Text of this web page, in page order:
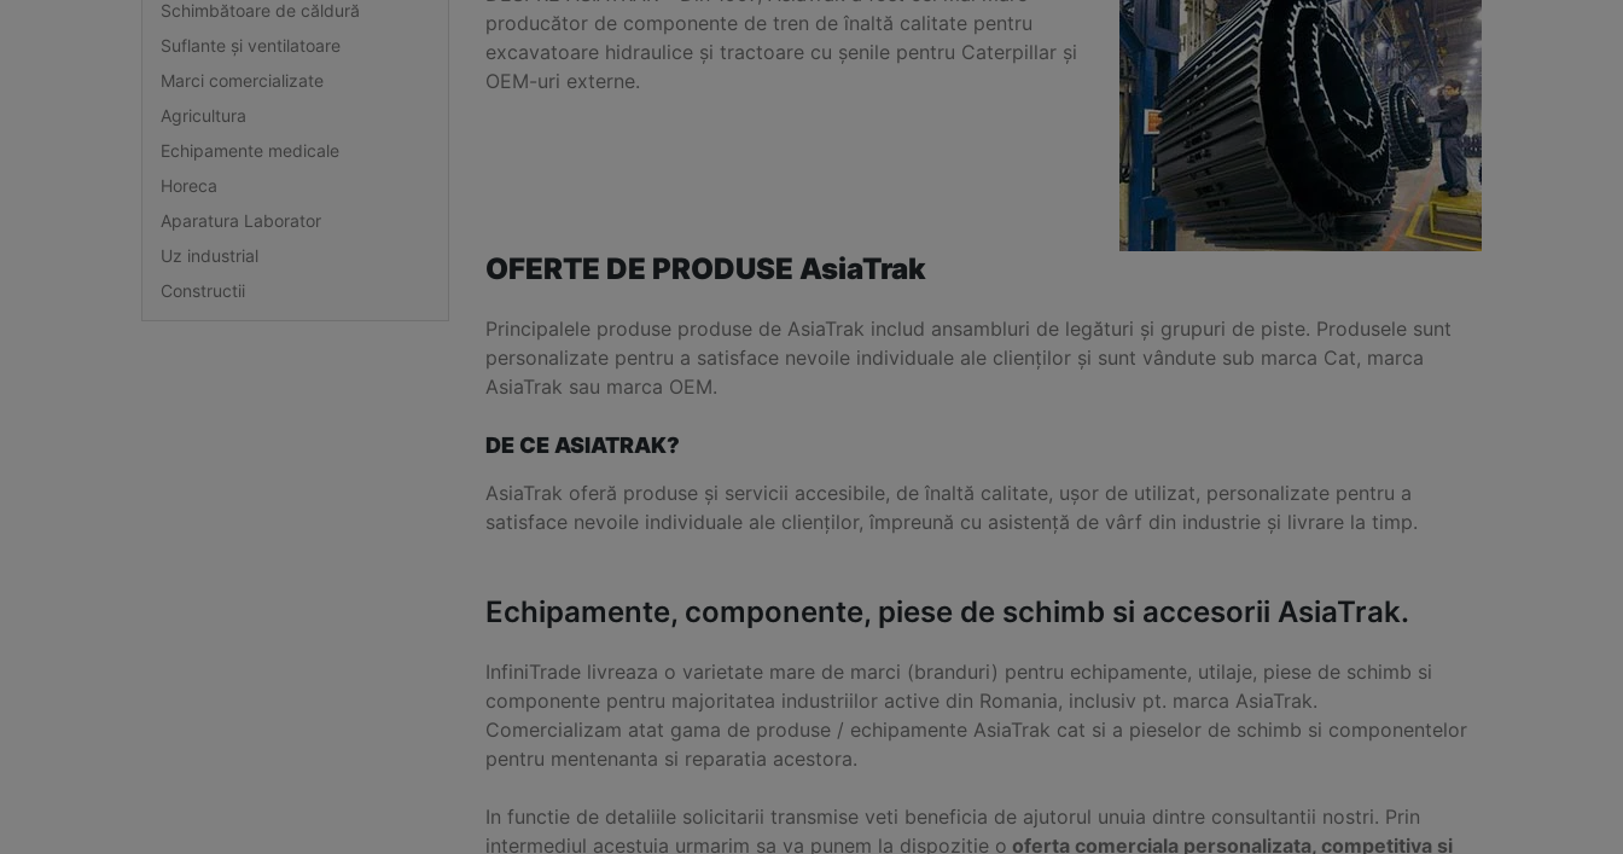
Schimbătoare de căldură
Suflante și ventilatoare
Marci comercializate
Agricultura
Echipamente medicale
Horeca
Aparatura Laborator
Uz industrial
Constructii
producător de componente de tren de înaltă calitate pentru
excavatoare hidraulice și tractoare cu șenile pentru Caterpillar și
OEM-uri externe.
OFERTE DE PRODUSE AsiaTrak
Principalele produse produse de AsiaTrak includ ansambluri de legături și grupuri de piste. Produsele sunt
personalizate pentru a satisface nevoile individuale ale clienților și sunt vândute sub marca Cat, marca
AsiaTrak sau marca OEM.
DE CE ASIATRAK?
AsiaTrak oferă produse și servicii accesibile, de înaltă calitate, ușor de utilizat, personalizate pentru a
satisface nevoile individuale ale clienților, împreună cu asistență de vârf din industrie și livrare la timp.
Echipamente, componente, piese de schimb si accesorii AsiaTrak.
InfiniTrade livreaza o varietate mare de marci (branduri) pentru echipamente, utilaje, piese de schimb si
componente pentru majoritatea industriilor active din Romania, inclusiv pt. marca AsiaTrak.
Comercializam atat gama de produse / echipamente AsiaTrak cat si a pieselor de schimb si componentelor
pentru mentenanta si reparatia acestora.
In functie de detaliile solicitarii transmise veti beneficia de ajutorul unuia dintre consultantii nostri. Prin
intermediul acestuia urmarim sa va punem la dispozitie o oferta comerciala personalizata, competitiva si